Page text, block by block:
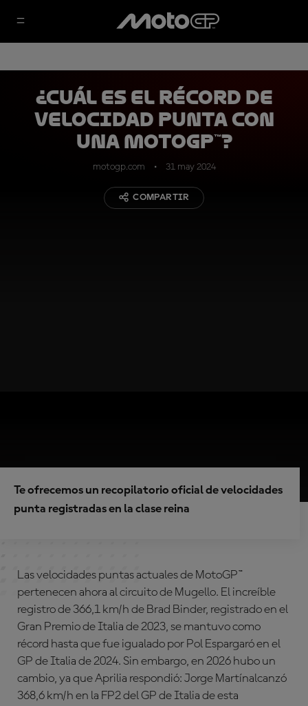
¿Cuál es el récord de
velocidad punta con
una MotoGP™?
motogp.com 31 may 2024
COMPARTIR
Te ofrecemos un recopilatorio oficial de velocidades
punta registradas en la clase reina
Las velocidades puntas actuales de MotoGP™
pertenecen ahora al circuito de Mugello. El increíble
registro de 366,1 km/h de Brad Binder, registrado en el
Gran Premio de Italia de 2023, se mantuvo como
récord hasta que fue igualado por Pol Espargaróen el
GP de Italia de 2024. Sin embargo, en 2026 hubo un
cambio, ya que Aprilia respondió: Jorge Martínalcanzó
368,6 km/h en la FP2 del GP de Italia de esta